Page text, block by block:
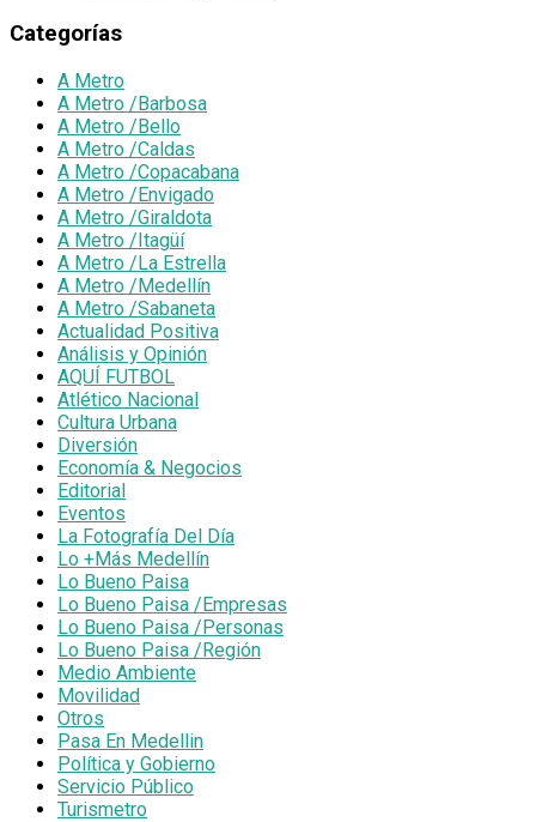
Categorías
A Metro
A Metro /Barbosa
A Metro /Bello
A Metro /Caldas
A Metro /Copacabana
A Metro /Envigado
A Metro /Giraldota
A Metro /Itagüí
A Metro /La Estrella
A Metro /Medellín
A Metro /Sabaneta
Actualidad Positiva
Análisis y Opinión
AQUÍ FUTBOL
Atlético Nacional
Cultura Urbana
Diversión
Economía & Negocios
Editorial
Eventos
La Fotografía Del Día
Lo +Más Medellín
Lo Bueno Paisa
Lo Bueno Paisa /Empresas
Lo Bueno Paisa /Personas
Lo Bueno Paisa /Región
Medio Ambiente
Movilidad
Otros
Pasa En Medellin
Política y Gobierno
Servicio Público
Turismetro